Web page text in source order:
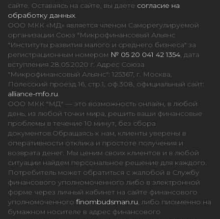
сайте. Оставаясь на сайте, вы даете согласие на
обработку данных.
ООО МКК «МД» является членом Саморегулируемой
организации Союз "Микрофинансовый Альянс
"Институты развития малого и среднего бизнеса" за
регистрационным номером № 05 20 041 42 1354, дата
вступления 28.05.2020 г. Адрес Союза
"Микрофинансовый Альянс": 125367, г. Москва,
Полесский проезд 16, стр.1, оф.308, официальный сайт:
alliance-mfo.ru.
ООО МКК "МД" — это возможность онлайн, в любой
день, из любой точки мира, решить ваши финансовые
проблемы в течение 10 минут, без сбора
документов.Обращаясь к нам, клиенты уверены в
оперативности отклика и простоте получения и
возврата денег. Мы ценим своих клиентов и в любой
ситуации найдем персональное решение для каждого.
Потребитель может обратиться с жалобой в Службу
финансового уполномоченного либо в электронной
форме через личный кабинет на сайте финансового
уполномоченного finombudsman.ru, либо письменно на
бумажном носителе в адрес финансового